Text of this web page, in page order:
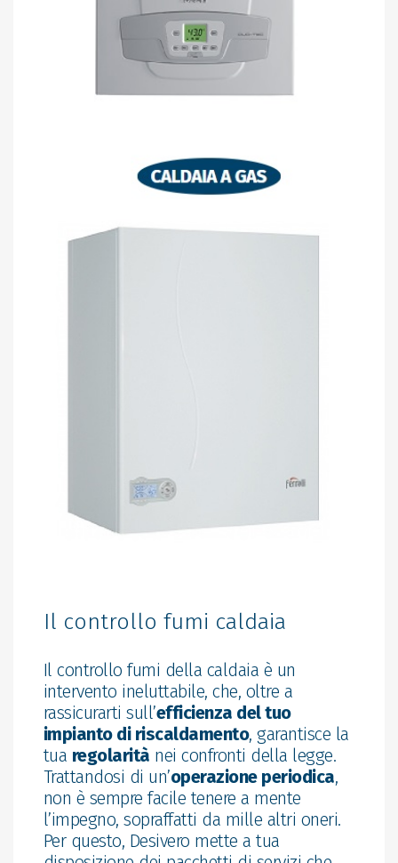
Il controllo fumi caldaia
Il controllo fumi della caldaia è un
intervento ineluttabile, che, oltre a
rassicurarti sull’efficienza del tuo
impianto di riscaldamento, garantisce la
tua regolarità nei confronti della legge.
Trattandosi di un’operazione periodica,
non è sempre facile tenere a mente
l’impegno, sopraffatti da mille altri oneri.
Per questo, Desivero mette a tua